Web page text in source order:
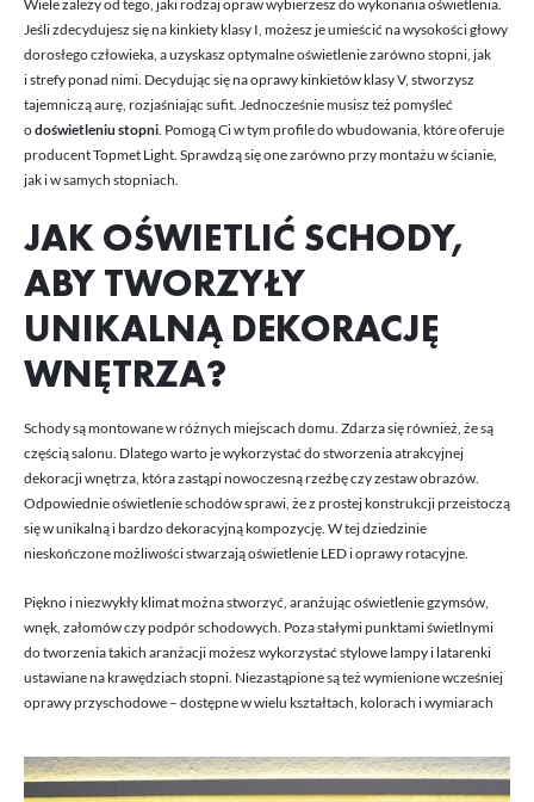
Wiele zależy od tego, jaki rodzaj opraw wybierzesz do wykonania oświetlenia.
Jeśli zdecydujesz się na kinkiety klasy I, możesz je umieścić na wysokości głowy
dorosłego człowieka, a uzyskasz optymalne oświetlenie zarówno stopni, jak
i strefy ponad nimi. Decydując się na oprawy kinkietów klasy V, stworzysz
tajemniczą aurę, rozjaśniając sufit. Jednocześnie musisz też pomyśleć
odoświetleniu stopni . Pomogą Ci w tym profile do wbudowania, które oferuje
producent Topmet Light. Sprawdzą się one zarówno przy montażu w ścianie,
jak i w samych stopniach.
JAK OŚWIETLIĆ SCHODY,
ABY TWORZYŁY
UNIKALNĄ DEKORACJĘ
WNĘTRZA?
Schody są montowane w różnych miejscach domu. Zdarza się również, że są
częścią salonu. Dlatego warto je wykorzystać do stworzenia atrakcyjnej
dekoracji wnętrza, która zastąpi nowoczesną rzeźbę czy zestaw obrazów.
Odpowiednie oświetlenie schodów sprawi, że z prostej konstrukcji przeistoczą
się w unikalną i bardzo dekoracyjną kompozycję. W tej dziedzinie
nieskończone możliwości stwarzają oświetlenie LED i oprawy rotacyjne.
Piękno i niezwykły klimat można stworzyć, aranżując oświetlenie gzymsów,
wnęk, załomów czy podpór schodowych. Poza stałymi punktami świetlnymi
do tworzenia takich aranżacji możesz wykorzystać stylowe lampy i latarenki
ustawiane na krawędziach stopni. Niezastąpione są też wymienione wcześniej
oprawy przyschodowe – dostępne w wielu kształtach, kolorach i wymiarach